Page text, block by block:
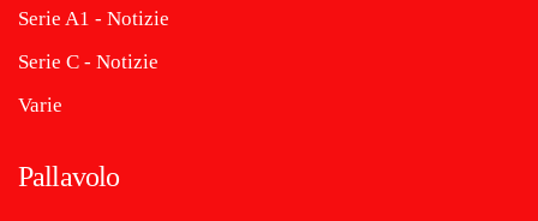
Serie A1 - Notizie
Serie C - Notizie
Varie
Pallavolo